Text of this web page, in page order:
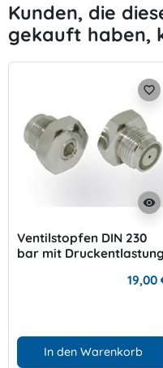
Kunden, die
gekauft haben,
visibility
favorite_border
Ventilstopfen DIN 230
bar mit Druckentlastung
19,00
In den Warenkorb